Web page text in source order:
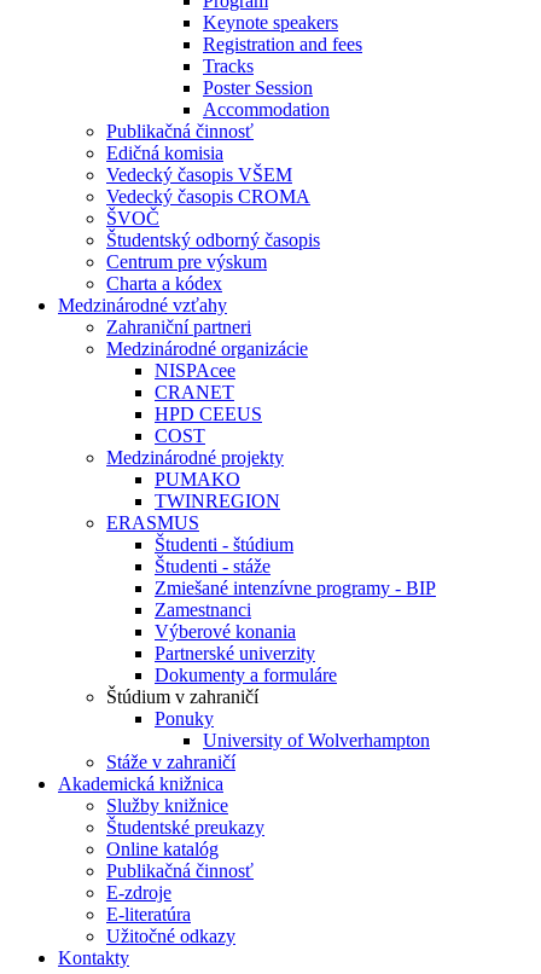
Keynote speakers
Registration and fees
Tracks
Poster Session
Accommodation
Publikačná činnosť
Edičná komisia
Vedecký časopis VŠEM
Vedecký časopis CROMA
ŠVOČ
Študentský odborný časopis
Centrum pre výskum
Charta a kódex
Medzinárodné vzťahy
Zahraniční partneri
Medzinárodné organizácie
NISPAcee
CRANET
HPD CEEUS
COST
Medzinárodné projekty
PUMAKO
TWINREGION
ERASMUS
Študenti - štúdium
Študenti - stáže
Zmiešané intenzívne programy - BIP
Zamestnanci
Výberové konania
Partnerské univerzity
Dokumenty a formuláre
Štúdium v zahraničí
Ponuky
University of Wolverhampton
Stáže v zahraničí
Akademická knižnica
Služby knižnice
Študentské preukazy
Online katalóg
Publikačná činnosť
E-zdroje
E-literatúra
Užitočné odkazy
Kontakty